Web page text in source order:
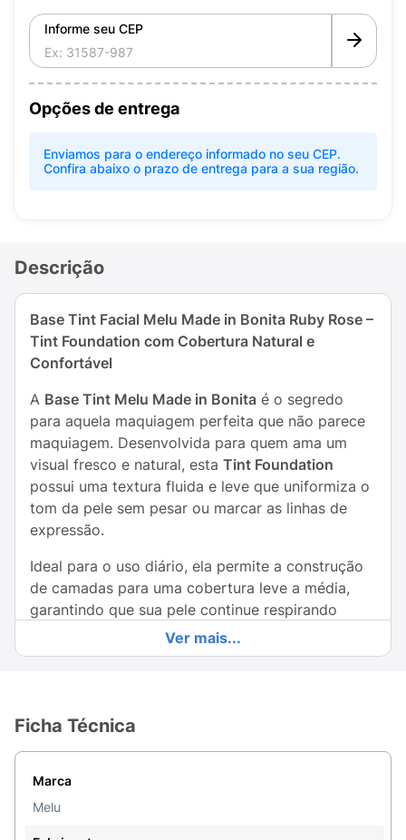
Informe seu CEP
Opções de entrega
Enviamos para o endereço informado no seu CEP.
Confira abaixo o prazo de entrega para a sua região.
Descrição
Base Tint Facial Melu Made in Bonita Ruby Rose –
Tint Foundation com Cobertura Natural e
Confortável
A Base Tint Melu Made in Bonita é o segredo
para aquela maquiagem perfeita que não parece
maquiagem. Desenvolvida para quem ama um
visual fresco e natural, esta Tint Foundation
possui uma textura fluida e leve que uniformiza o
tom da pele sem pesar ou marcar as linhas de
expressão.
Ideal para o uso diário, ela permite a construção
de camadas para uma cobertura leve a média,
garantindo que sua pele continue respirando
enquanto esconde pequenas imperfeições. Com
um acabamento acetinado e toque seco, a linha
indispensável para o seu "no-makeup look",
Ver mais...
Ficha Técnica
Marca
Melu